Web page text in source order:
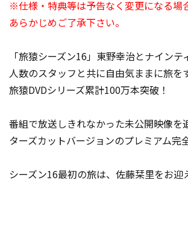
※仕様・特典等は予告なく変更になる場
あらかじめご了承下さい。
「旅猿シーズン16」東野幸治とナイン
人数のスタッフと共に自由気ままに旅を
旅猿DVDシリーズ累計100万本突破！
番組で放送しきれなかった未公開映像を
ターズカットバージョンのプレミアム完
シーズン16最初の旅は、佐藤栞里をお迎